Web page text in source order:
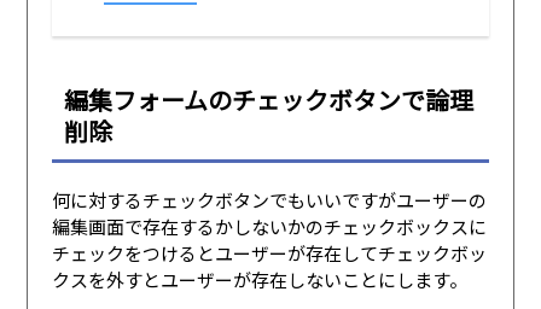
編集フォームのチェックボタンで論理
削除
何に対するチェックボタンでもいいですがユーザーの
編集画面で存在するかしないかのチェックボックスに
チェックをつけるとユーザーが存在してチェックボッ
クスを外すとユーザーが存在しないことにします。